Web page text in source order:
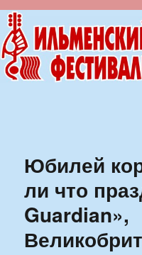
Ильменский
песни
Юбилей
ли что
Guardian»,